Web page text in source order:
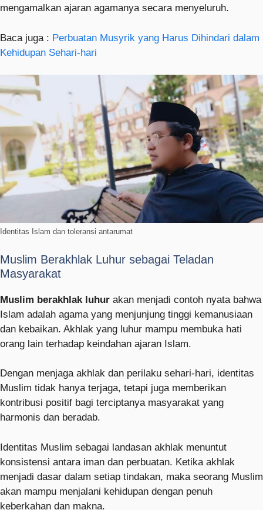
mengamalkan ajaran agamanya secara menyeluruh.
Baca juga : Perbuatan Musyrik yang Harus Dihindari dalam
Kehidupan Sehari-hari
Identitas Islam dan toleransi antarumat
Muslim Berakhlak Luhur sebagai Teladan
Masyarakat
Muslim berakhlak luhur akan menjadi contoh nyata bahwa
Islam adalah agama yang menjunjung tinggi kemanusiaan
dan kebaikan. Akhlak yang luhur mampu membuka hati
orang lain terhadap keindahan ajaran Islam.
Dengan menjaga akhlak dan perilaku sehari-hari, identitas
Muslim tidak hanya terjaga, tetapi juga memberikan
kontribusi positif bagi terciptanya masyarakat yang
harmonis dan beradab.
Identitas Muslim sebagai landasan akhlak menuntut
konsistensi antara iman dan perbuatan. Ketika akhlak
menjadi dasar dalam setiap tindakan, maka seorang Muslim
akan mampu menjalani kehidupan dengan penuh
keberkahan dan makna.